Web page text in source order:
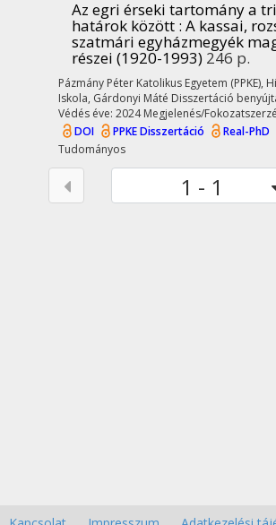
Az egri érseki tartomány a
határok között : A kassai,
szatmári egyházmegyék
részei (1920-1993) 246 p.
Pázmány Péter Katolikus Egyetem (PPKE),
Iskola, Gárdonyi Máté Disszertáció
Védés éve: 2024 Megjelenés/
DOI
PPKE Disszertáció
Real-PhD
Tudományos
1 - 1